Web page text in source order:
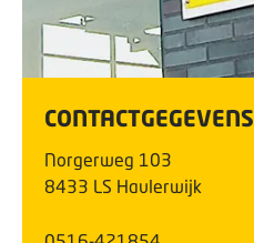
CONTACTGEGEVENS
Norgerweg 103
8433 LS Haulerwijk